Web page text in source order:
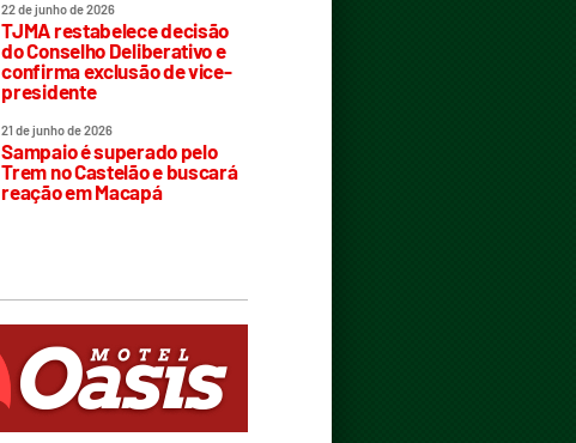
22 de junho de 2026
TJMA restabelece decisão
do Conselho Deliberativo e
confirma exclusão de vice-
presidente
21 de junho de 2026
Sampaio é superado pelo
Trem no Castelão e buscará
reação em Macapá